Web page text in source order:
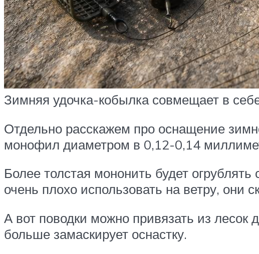
Зимняя удочка-кобылка совмещает в
Отдельно расскажем про оснащение
монофил диаметром в 0,12-0,14
Более толстая мононить будет
очень плохо использовать на ветру, они
А вот поводки можно привязать из
больше замаскирует оснастку.